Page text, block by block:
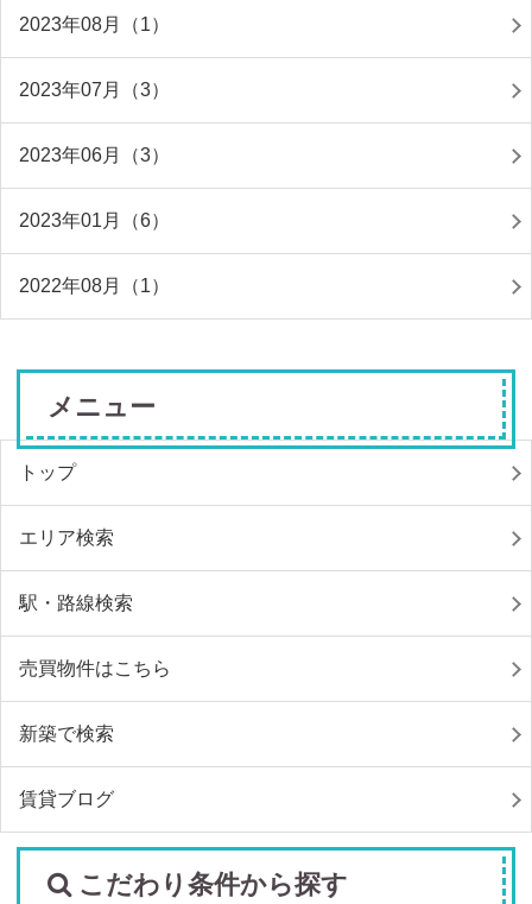
2023年08月（1）
2023年07月（3）
2023年06月（3）
2023年01月（6）
2022年08月（1）
メニュー
トップ
エリア検索
駅・路線検索
売買物件はこちら
新築で検索
賃貸ブログ
こだわり条件から探す